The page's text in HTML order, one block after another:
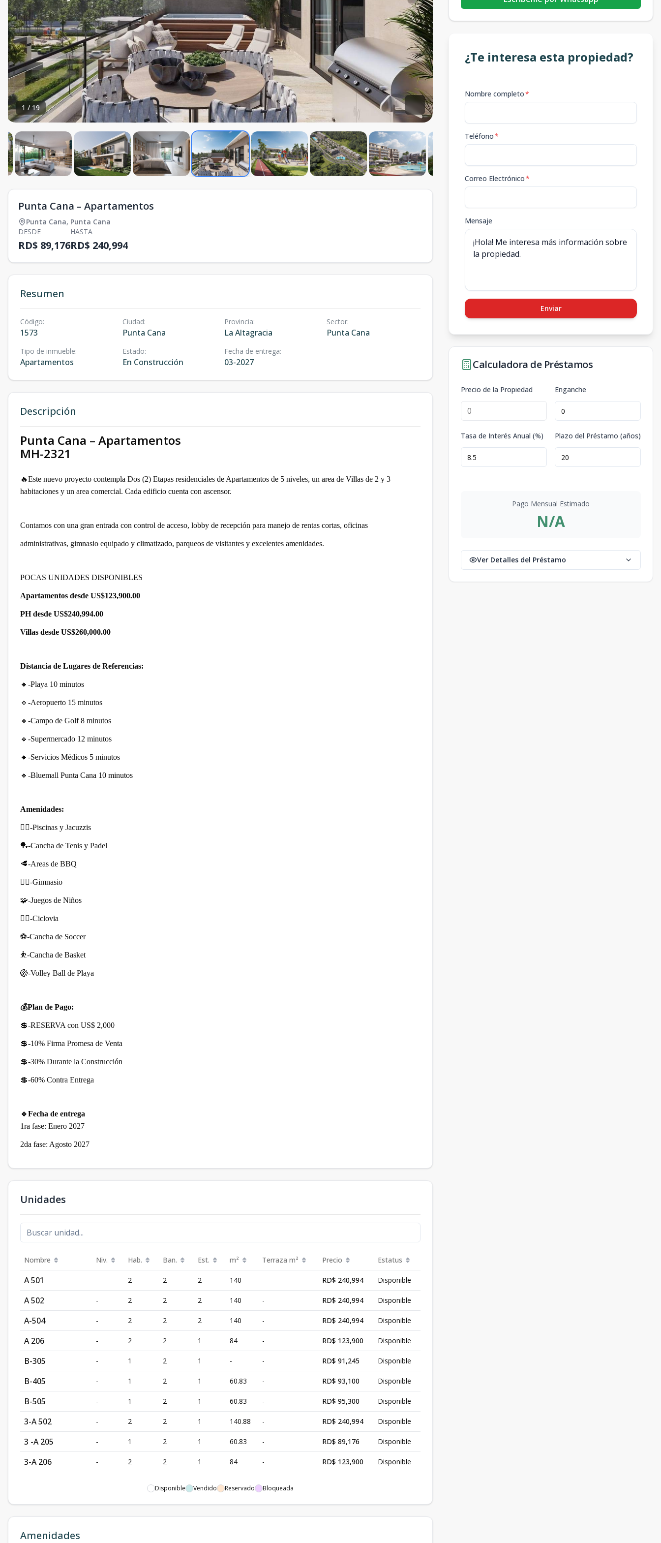
1 /19
Punta Cana – Apartamentos
Punta Cana, Punta Cana
DESDE
RD$ 89,176
HASTA
RD$ 240,994
Resumen
Código:
1573
Ciudad:
Punta Cana
Provincia:
La Altagracia
Sector:
Punta Cana
Tipo de inmueble:
Apartamentos
Estado:
En Construcción
Fecha de entrega:
03-2027
Descripción
Punta Cana – Apartamentos
MH-2321
🔥Este nuevo proyecto contempla Dos (2) Etapas residenciales de Apartamentos de 5 niveles, un area de Villas de 2 y 3
habitaciones y un area comercial. Cada edificio cuenta con ascensor.
Contamos con una gran entrada con control de acceso, lobby de recepción para manejo de rentas cortas, oficinas
administrativas, gimnasio equipado y climatizado, parqueos de visitantes y excelentes amenidades.
POCAS UNIDADES DISPONIBLES
Apartamentos desde US$123,900.00
PH desde US$240,994.00
Villas desde US$260,000.00
Distancia de Lugares de Referencias:
🔸-Playa 10 minutos
🔹-Aeropuerto 15 minutos
🔸-Campo de Golf 8 minutos
🔹-Supermercado 12 minutos
🔸-Servicios Médicos 5 minutos
🔹-Bluemall Punta Cana 10 minutos
Amenidades:
🏊‍♀️-Piscinas y Jacuzzis
🏓-Cancha de Tenis y Padel
🥩-Areas de BBQ
🏋️‍♀️-Gimnasio
🧩-Juegos de Niños
🚴‍♀️-Ciclovia
⚽-Cancha de Soccer
⛹️-Cancha de Basket
🏐-Volley Ball de Playa
💰Plan de Pago:
💲-RESERVA con US$ 2,000
💲-10% Firma Promesa de Venta
💲-30% Durante la Construcción
💲-60% Contra Entrega
🔹Fecha de entrega
1ra fase: Enero 2027
2da fase: Agosto 2027
Unidades
Nombre Niv. Hab. Ban. Est. m² Terraza m² Precio Estatus
A 501 - 2 2 2 140 - RD$ 240,994 Disponible
A 502 - 2 2 2 140 - RD$ 240,994 Disponible
A-504 - 2 2 2 140 - RD$ 240,994 Disponible
A 206 - 2 2 1 84 - RD$ 123,900 Disponible
B-305 - 1 2 1 - - RD$ 91,245 Disponible
B-405 - 1 2 1 60.83 - RD$ 93,100 Disponible
B-505 - 1 2 1 60.83 - RD$ 95,300 Disponible
3-A 502 - 2 2 1 140.88 - RD$ 240,994 Disponible
3 -A 205 - 1 2 1 60.83 - RD$ 89,176 Disponible
3-A 206 - 2 2 1 84 - RD$ 123,900 Disponible
Disponible Vendido Reservado Bloqueada
Amenidades
¿Te interesa esta propiedad?
Nombre completo*
Teléfono*
Correo Electrónico*
Mensaje
Enviar
Calculadora de Préstamos
Precio de la Propiedad Enganche
Tasa de Interés Anual (%) Plazo del Préstamo (años)
Pago Mensual Estimado
N/A
Ver Detalles del Préstamo